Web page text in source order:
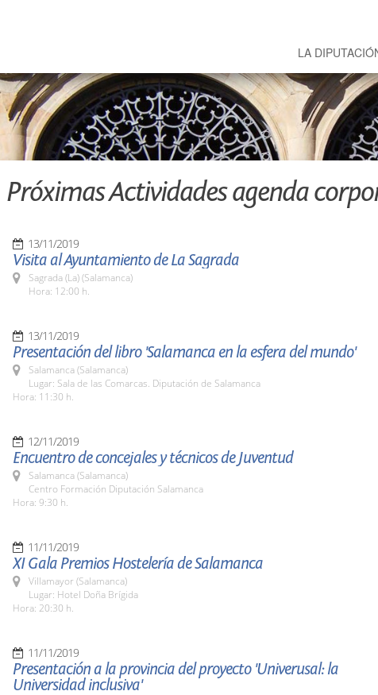
LA
Próximas Actividades agenda
13/11/2019
Visita al Ayuntamiento de La Sagrada
Sagrada (La) (Salamanca)
Hora: 12:00 h.
13/11/2019
Presentación del libro 'Salamanca en la esfera del mundo'
Salamanca (Salamanca)
Lugar: Sala de las Comarcas. Diputación de Salamanca
Hora: 11:30 h.
12/11/2019
Encuentro de concejales y técnicos de Juventud
Salamanca (Salamanca)
Centro Formación Diputación Salamanca
Hora: 9:30 h.
11/11/2019
XI Gala Premios Hostelería de Salamanca
Villamayor (Salamanca)
Lugar: Hotel Doña Brígida
Hora: 20:30 h.
11/11/2019
Presentación a la provincia del proyecto 'Univerusal: la
Universidad inclusiva'